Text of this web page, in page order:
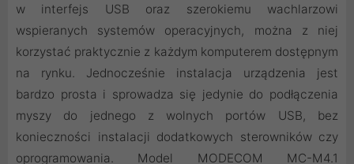
w interfejs USB oraz szerokiemu wachlarzowi
wspieranych systemów operacyjnych, można z niej
korzystać praktycznie z każdym komputerem dostępnym
na rynku. Jednocześnie instalacja urządzenia jest
bardzo prosta i sprowadza się jedynie do podłączenia
myszy do jednego z wolnych portów USB, bez
konieczności instalacji dodatkowych sterowników czy
oprogramowania. Model MODECOM MC-M4.1